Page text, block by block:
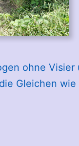
ohne Visier
Gleichen wie